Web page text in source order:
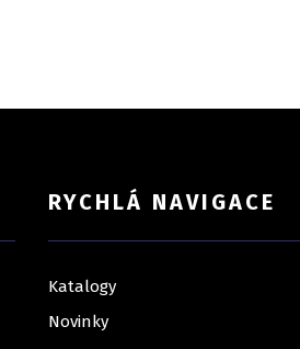
RYCHLÁ NAVIGACE
Katalogy
Novinky